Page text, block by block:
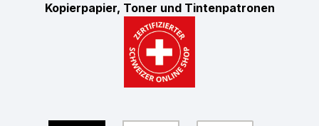
Kopierpapier, Toner und Tintenpatronen